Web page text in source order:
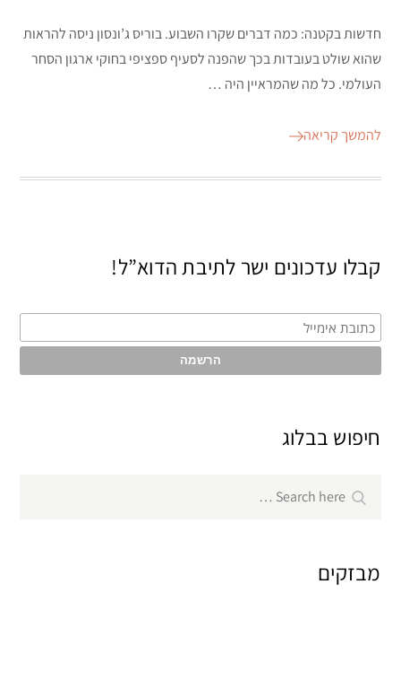
חדשות בקטנה: כמה דברים שקרו השבוע. בוריס ג’ונסון ניסה להראות
שהוא שולט בעובדות בכך שהפנה לסעיף ספציפי בחוקי ארגון הסחר
העולמי. כל מה שהמראיין היה …
להמשך קריאה
קבלו עדכונים ישר לתיבת הדוא”ל!
חיפוש בבלוג
for:
Search
מבזקים